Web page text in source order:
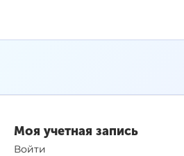
Моя учетная запись
Войти